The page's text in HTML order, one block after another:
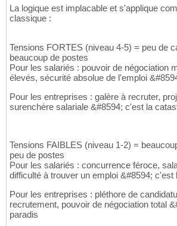
La logique est implacable et s'applique
classique :
Tensions FORTES (niveau 4-5) = peu de
beaucoup de postes
Pour les salariés : pouvoir de négociation
élevés, sécurité absolue de l'emploi
Pour les entreprises : galère à recruter,
surenchère salariale &#8594; c'est la
Tensions FAIBLES (niveau 1-2) =
peu de postes
Pour les salariés : concurrence féroce,
difficulté à trouver un emploi &#8594; c'est
Pour les entreprises : pléthore de
recrutement, pouvoir de négociation total
paradis